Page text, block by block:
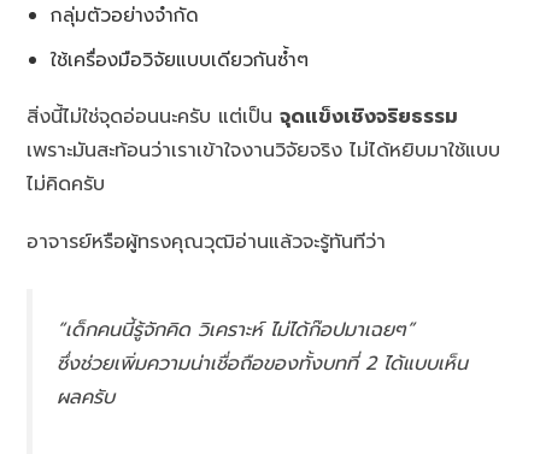
กลุ่มตัวอย่างจำกัด
ใช้เครื่องมือวิจัยแบบเดียวกันซ้ำๆ
สิ่งนี้ไม่ใช่จุดอ่อนนะครับ แต่เป็นจุดแข็งเชิงจริยธรรม
เพราะมันสะท้อนว่าเราเข้าใจงานวิจัยจริง ไม่ได้หยิบมาใช้แบบ
ไม่คิดครับ
อาจารย์หรือผู้ทรงคุณวุฒิอ่านแล้วจะรู้ทันทีว่า
“เด็กคนนี้รู้จักคิด วิเคราะห์ ไม่ได้ก๊อปมาเฉยๆ”
ซึ่งช่วยเพิ่มความน่าเชื่อถือของทั้งบทที่ 2 ได้แบบเห็น
ผลครับ